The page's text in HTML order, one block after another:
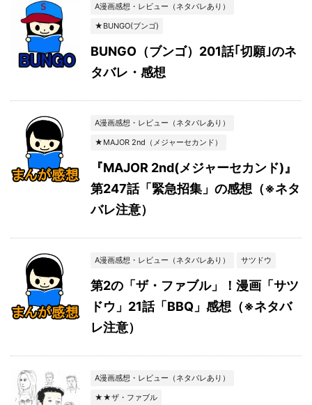
A漫画感想・レビュー（ネタバレあり）
★BUNGO(ブンゴ)
BUNGO（ブンゴ）201話｢切願｣のネ
タバレ・感想
A漫画感想・レビュー（ネタバレあり）
★MAJOR 2nd（メジャーセカンド）
『MAJOR 2nd(メジャーセカンド)』
第247話「緊急招集」の感想（※ネタ
バレ注意）
A漫画感想・レビュー（ネタバレあり） サツドウ
第2の「ザ・ファブル」！漫画「サツ
ドウ」21話「BBQ」感想（※ネタバ
レ注意）
A漫画感想・レビュー（ネタバレあり）
★★ザ・ファブル